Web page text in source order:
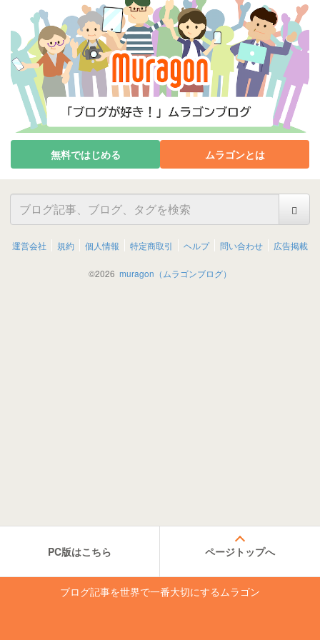
無料ではじめる ムラゴンとは
運営会社 規約 個人情報 特定商取引 ヘルプ 問い合わせ 広告掲載
©2026 muragon（ムラゴンブログ）
PC版はこちら ページトップへ
ブログ記事を世界で一番大切にするムラゴン